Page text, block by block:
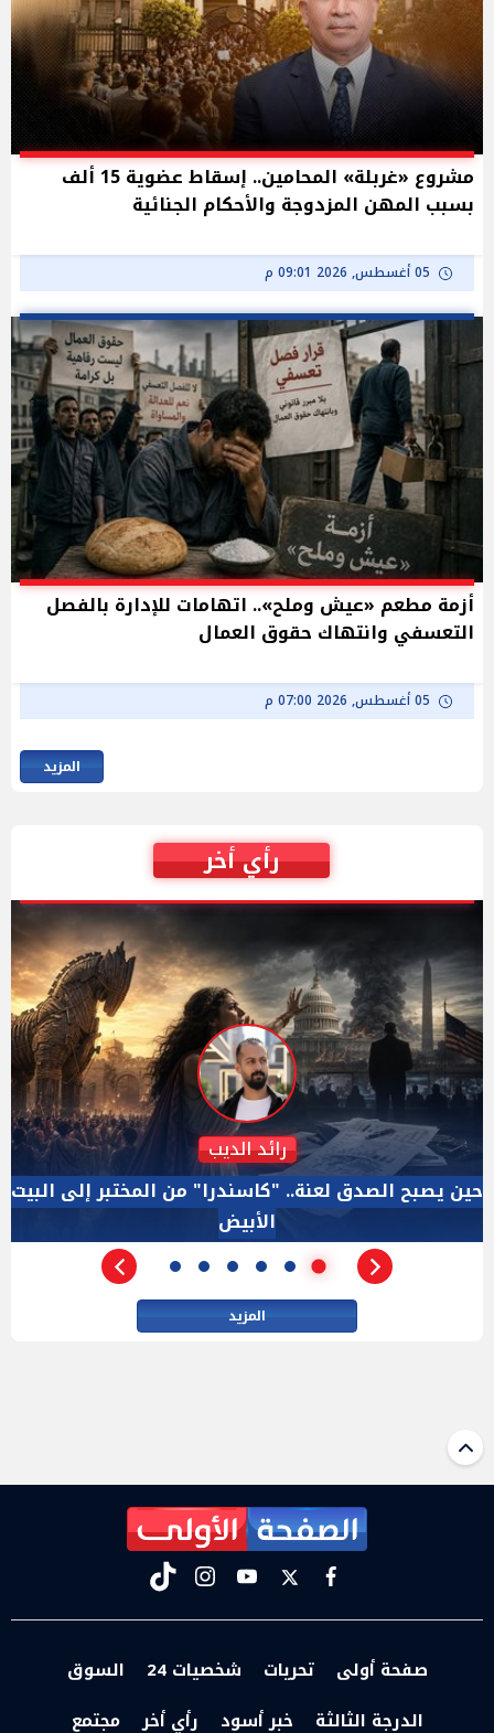
مشروع «غربلة» المحامين.. إسقاط عضوية 15 ألف
بسبب المهن المزدوجة والأحكام الجنائية
05 أغسطس, 2026 09:01 م
أزمة مطعم «عيش وملح».. اتهامات للإدارة بالفصل
التعسفي وانتهاك حقوق العمال
05 أغسطس, 2026 07:00 م
المزيد
رأي أخر
دكتور نزيه الحكيم
الإجازة البرلمانية ليست إجازة من الرقابة.. والسؤال ليس
الأداة الوحيده بعد فض الانعقاد
المزيد
facebook
twitter
youtube
instagram
tiktok
صفحة أولى تحريات شخصيات 24
السوق
الدرجة الثالثة
خبر أسود رأي أخر مجتمع